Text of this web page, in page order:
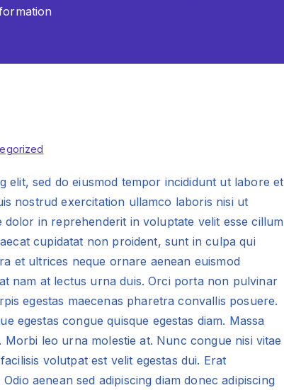
elit, sed do eiusmod tempor incididunt ut labore et
nostrud exercitation ullamco laboris nisi ut
in reprehenderit in voluptate velit esse cillum
cupidatat non proident, sunt in culpa qui
et ultrices neque ornare aenean euismod
nam at lectus urna duis. Orci porta non pulvinar
egestas maecenas pharetra convallis posuere.
egestas congue quisque egestas diam. Massa
leo urna molestie at. Nunc congue nisi vitae
volutpat est velit egestas dui. Erat
aenean sed adipiscing diam donec adipiscing